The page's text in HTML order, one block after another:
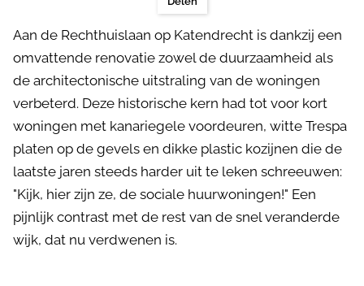
Aan de Rechthuislaan op Katendrecht is dankzij een
omvattende renovatie zowel de duurzaamheid als
de architectonische uitstraling van de woningen
verbeterd. Deze historische kern had tot voor kort
woningen met kanariegele voordeuren, witte Trespa
platen op de gevels en dikke plastic kozijnen die de
laatste jaren steeds harder uit te leken schreeuwen:
"Kijk, hier zijn ze, de sociale huurwoningen!" Een
pijnlijk contrast met de rest van de snel veranderde
wijk, dat nu verdwenen is.